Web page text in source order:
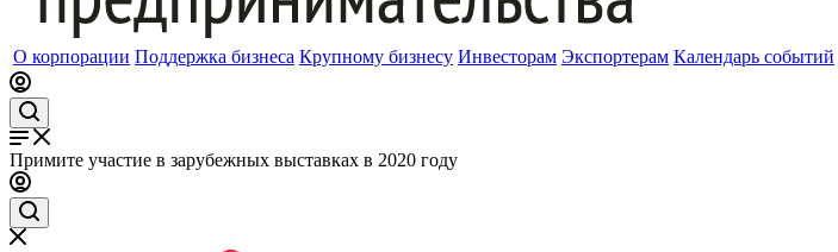
О корпорации Поддержка бизнеса Крупному бизнесу Инвесторам Экспортерам Календарь событий
Примите участие в зарубежных выставках в 2020 году